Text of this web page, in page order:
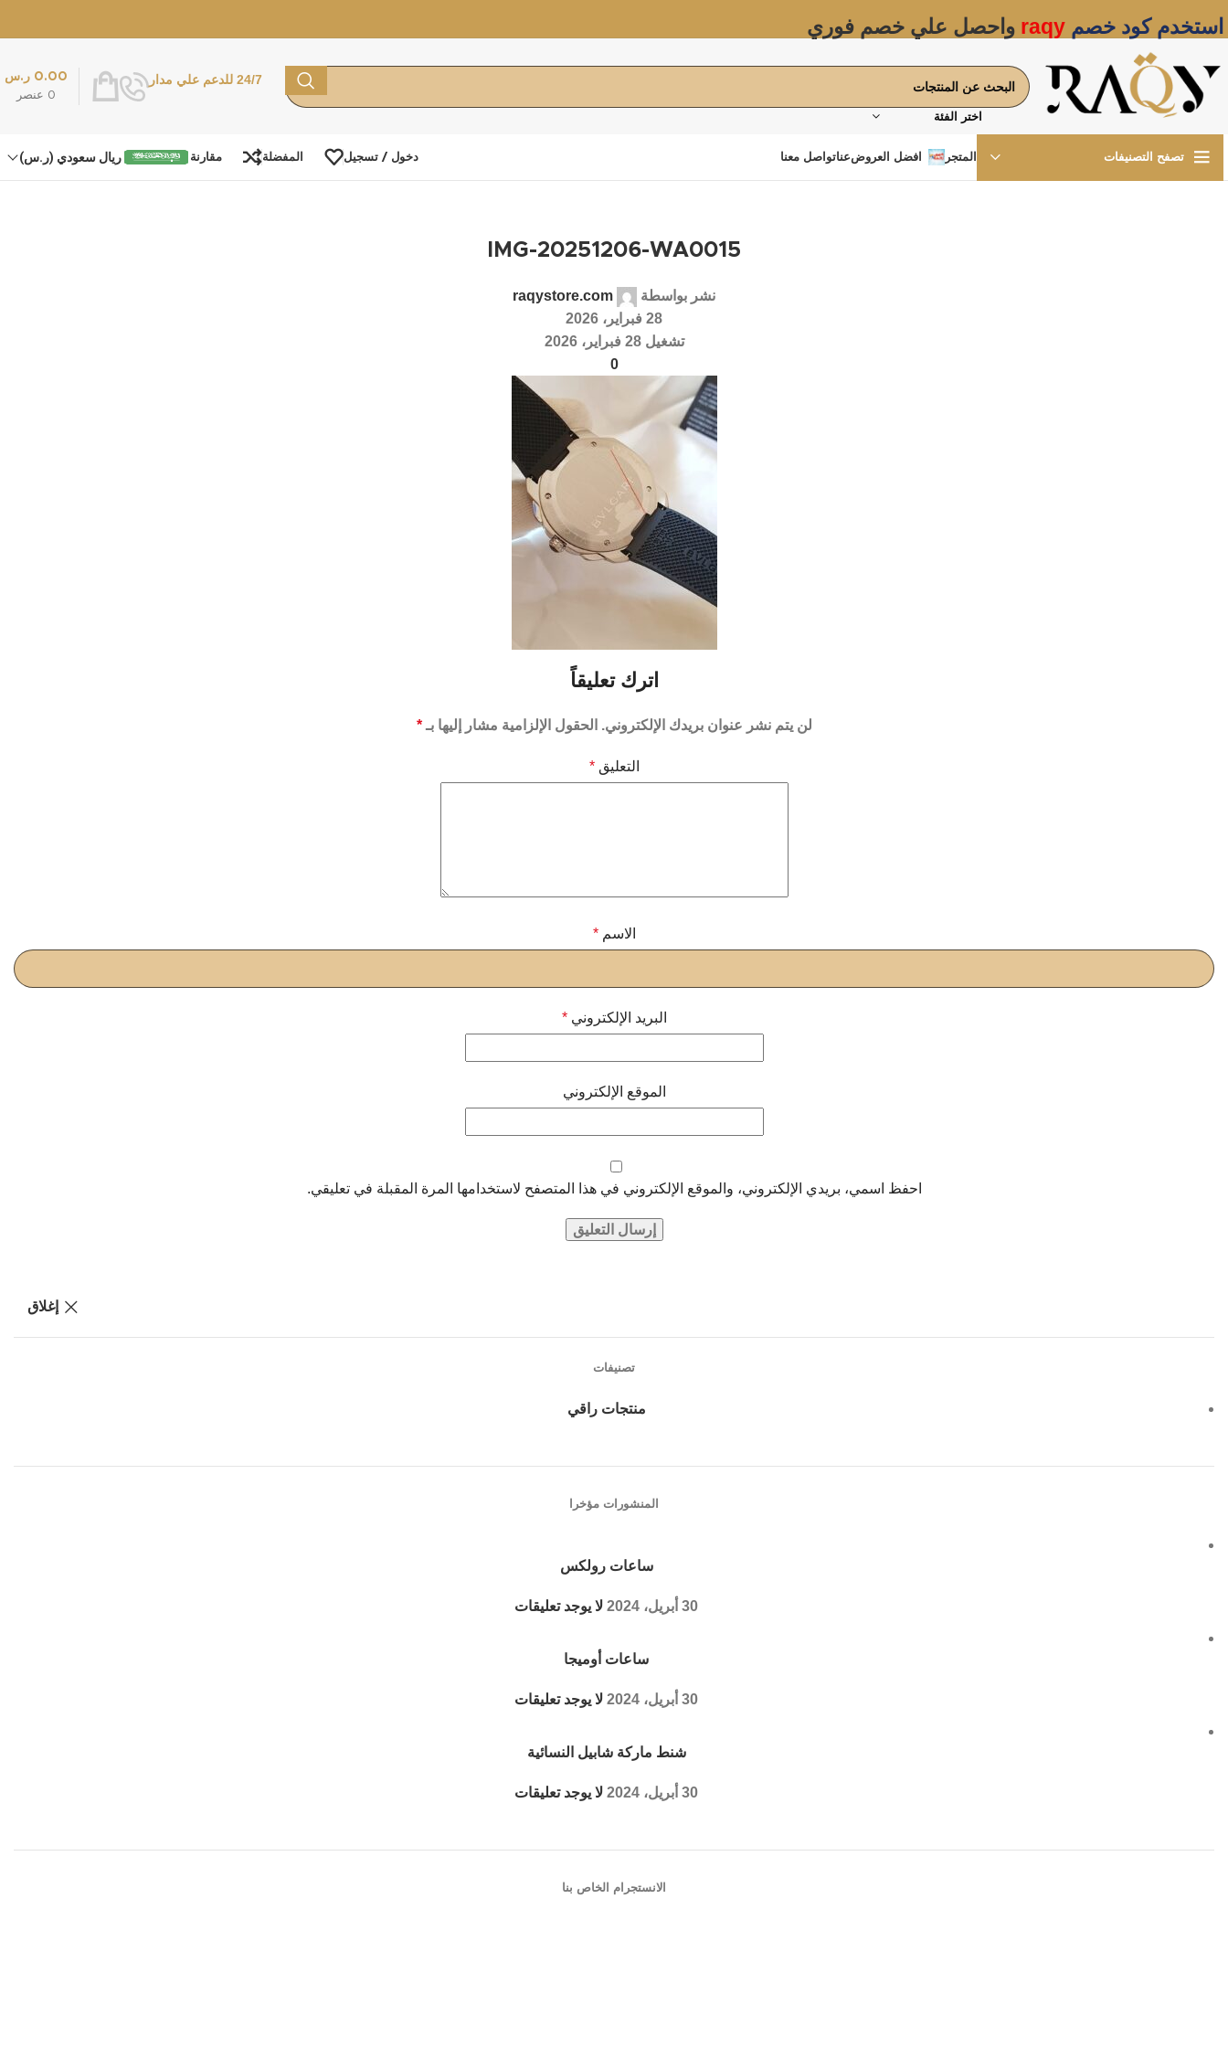
استخدم كود خصم raqy واحصل علي خصم فوري
اختر الفئة
24/7 للدعم علي مدار
0 عنصر
0.00 ر.س
تصفح التصنيفات المتجر افضل العروضعناتواصل معنا دخول / تسجيل المفضلة مقارنة ريال سعودي (ر.س)
IMG-20251206-WA0015
نشر بواسطة
raqystore.com
28 فبراير، 2026
تشغيل 28 فبراير، 2026
0
اترك تعليقاً
لن يتم نشر عنوان بريدك الإلكتروني. الحقول الإلزامية مشار إليها بـ*
التعليق*
الاسم*
البريد الإلكتروني*
الموقع الإلكتروني
احفظ اسمي، بريدي الإلكتروني، والموقع الإلكتروني في هذا المتصفح لاستخدامها المرة المقبلة في تعليقي.
إغلاق
تصنيفات
منتجات راقي
المنشورات مؤخرا
ساعات رولكس
30 أبريل، 2024 لا يوجد تعليقات
ساعات أوميجا
30 أبريل، 2024 لا يوجد تعليقات
شنط ماركة شابيل النسائية
30 أبريل، 2024 لا يوجد تعليقات
الانستجرام الخاص بنا